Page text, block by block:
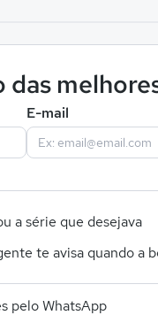
E-mail
a série que desejava
te avisa quando a
pelo WhatsApp